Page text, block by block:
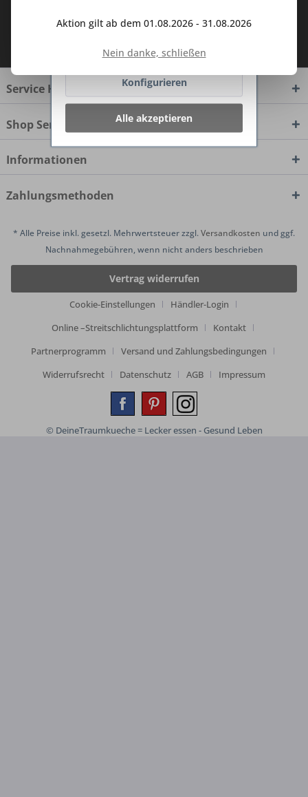
Ich habe dieDatenschutzbestimmungen
zur Kenntnis genommen.
Service Hotline
Shop Service
Informationen
Zahlungsmethoden
* Alle Preise inkl. gesetzl. Mehrwertsteuer zzgl.Versandkosten und ggf.
Nachnahmegebühren, wenn nicht anders beschrieben
Vertrag widerrufen
Cookie-Einstellungen
Händler-Login
Online –Streitschlichtungsplattform
Kontakt
Partnerprogramm
Versand und Zahlungsbedingungen
Widerrufsrecht
Datenschutz AGB Impressum
© DeineTraumkueche = Lecker essen - Gesund Leben
Aktion gilt ab dem 01.08.2026 - 31.08.2026
Nein danke, schließen
Ablehnen
Konfigurieren
Alle akzeptieren